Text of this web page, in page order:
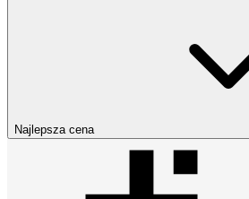
Najlepsza cena